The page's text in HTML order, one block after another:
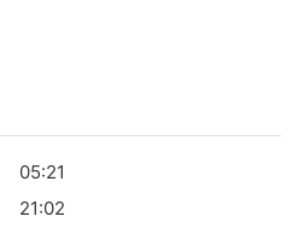
05:21
21:02